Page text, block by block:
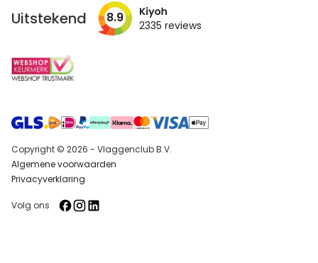
Uitstekend 8.9 2335 reviews
Copyright © 2026 - Vlaggenclub B.V.
Algemene voorwaarden
Privacyverklaring
Volg ons